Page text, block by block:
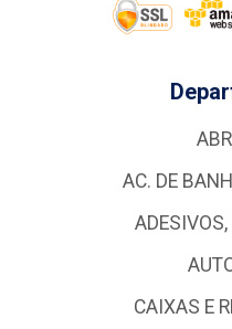
AC. DE
CAIXAS E